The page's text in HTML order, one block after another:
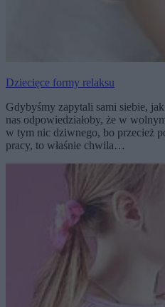
Dziecięce formy relaksu
Gdybyśmy zapytali sami siebie,
nas odpowiedziałoby, że w
w tym nic dziwnego, bo przecież
pracy, to właśnie chwila…